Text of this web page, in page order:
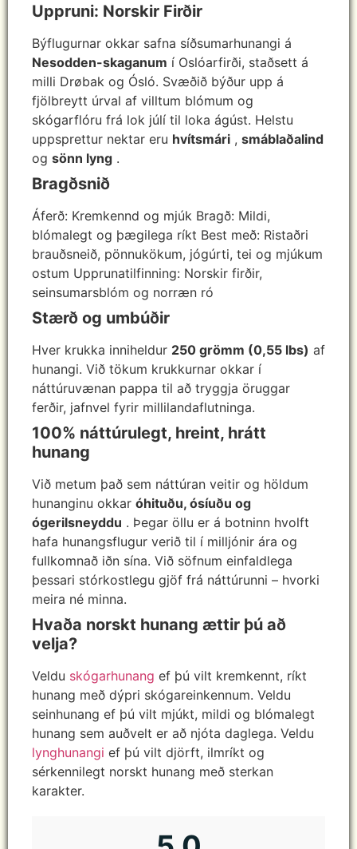
Uppruni: Norskir Firðir
Býflugurnar okkar safna síðsumarhunangi á
Nesodden-skaganum í Oslóarfirði, staðsett á
milli Drøbak og Ósló. Svæðið býður upp á
fjölbreytt úrval af villtum blómum og
skógarflóru frá lok júlí til loka ágúst. Helstu
uppsprettur nektar eru hvítsmári , smáblaðalind
og sönn lyng .
Bragðsnið
Áferð: Kremkennd og mjúk Bragð: Mildi,
blómalegt og þægilega ríkt Best með: Ristaðri
brauðsneið, pönnukökum, jógúrti, tei og mjúkum
ostum Upprunatilfinning: Norskir firðir,
seinsumarsblóm og norræn ró
Stærð og umbúðir
Hver krukka inniheldur 250 grömm (0,55 lbs) af
hunangi. Við tökum krukkurnar okkar í
náttúruvænan pappa til að tryggja öruggar
ferðir, jafnvel fyrir millilandaflutninga.
100% náttúrulegt, hreint, hrátt
hunang
Við metum það sem náttúran veitir og höldum
hunanginu okkar óhituðu, ósíuðu og
ógerilsneyddu . Þegar öllu er á botninn hvolft
hafa hunangsflugur verið til í milljónir ára og
fullkomnað iðn sína. Við söfnum einfaldlega
þessari stórkostlegu gjöf frá náttúrunni – hvorki
meira né minna.
Hvaða norskt hunang ættir þú að
velja?
Veldu skógarhunang ef þú vilt kremkennt, ríkt
hunang með dýpri skógareinkennum. Veldu
seinhunang ef þú vilt mjúkt, mildi og blómalegt
hunang sem auðvelt er að njóta daglega. Veldu
lynghunangi ef þú vilt djörft, ilmríkt og
sérkennilegt norskt hunang með sterkan
karakter.